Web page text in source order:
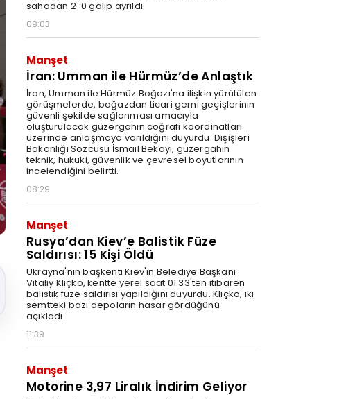
sahadan 2-0 galip ayrıldı.
09:03
Manşet
İran: Umman ile Hürmüz’de Anlaştık
İran, Umman ile Hürmüz Boğazı'na ilişkin yürütülen
görüşmelerde, boğazdan ticari gemi geçişlerinin
güvenli şekilde sağlanması amacıyla
oluşturulacak güzergahın coğrafi koordinatları
üzerinde anlaşmaya varıldığını duyurdu. Dışişleri
Bakanlığı Sözcüsü İsmail Bekayi, güzergahın
teknik, hukuki, güvenlik ve çevresel boyutlarının
incelendiğini belirtti.
08:29
Manşet
Rusya’dan Kiev’e Balistik Füze
Saldırısı: 15 Kişi Öldü
Ukrayna'nın başkenti Kiev'in Belediye Başkanı
Vitaliy Kliçko, kentte yerel saat 01.33'ten itibaren
balistik füze saldırısı yapıldığını duyurdu. Kliçko, iki
semtteki bazı depoların hasar gördüğünü
açıkladı.
11:39
Manşet
Motorine 3,97 Liralık İndirim Geliyor